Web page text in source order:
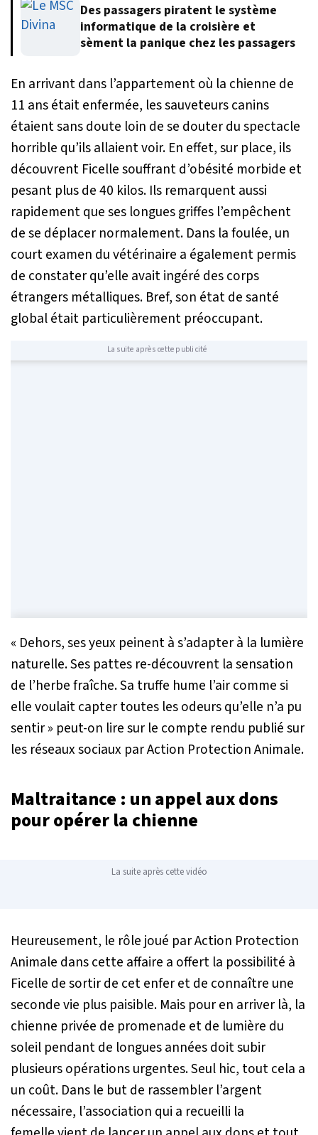
Des passagers piratent le système
informatique de la croisière et
sèment la panique chez les passagers
En arrivant dans l’appartement où la chienne de
11 ans était enfermée, les sauveteurs canins
étaient sans doute loin de se douter du spectacle
horrible qu’ils allaient voir. En effet, sur place, ils
découvrent Ficelle souffrant d’obésité morbide et
pesant plus de 40 kilos. Ils remarquent aussi
rapidement que ses longues griffes l’empêchent
de se déplacer normalement. Dans la foulée, un
court examen du vétérinaire a également permis
de constater qu’elle avait ingéré des corps
étrangers métalliques. Bref, son état de santé
global était particulièrement préoccupant.
La suite après cette publicité
« Dehors, ses yeux peinent à s’adapter à la lumière
naturelle. Ses pattes re-découvrent la sensation
de l’herbe fraîche. Sa truffe hume l’air comme si
elle voulait capter toutes les odeurs qu’elle n’a pu
sentir » peut-on lire sur le compte rendu publié sur
les réseaux sociaux par Action Protection Animale.
Maltraitance : un appel aux dons
pour opérer la chienne
La suite après cette vidéo
Heureusement, le rôle joué par Action Protection
Animale dans cette affaire a offert la possibilité à
Ficelle de sortir de cet enfer et de connaître une
seconde vie plus paisible. Mais pour en arriver là, la
chienne privée de promenade et de lumière du
soleil pendant de longues années doit subir
plusieurs opérations urgentes. Seul hic, tout cela a
un coût. Dans le but de rassembler l’argent
nécessaire, l’association qui a recueilli la